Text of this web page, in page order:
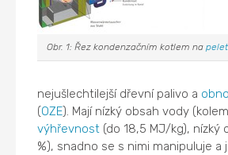
Obr. 1: Řez kondenzačním kotlem na
nejušlechtilejší dřevní palivo a
(OZE). Mají nízký obsah vody
výhřevnost (do 18,5 MJ/kg), nízký
%), snadno se s nimi manipuluje a